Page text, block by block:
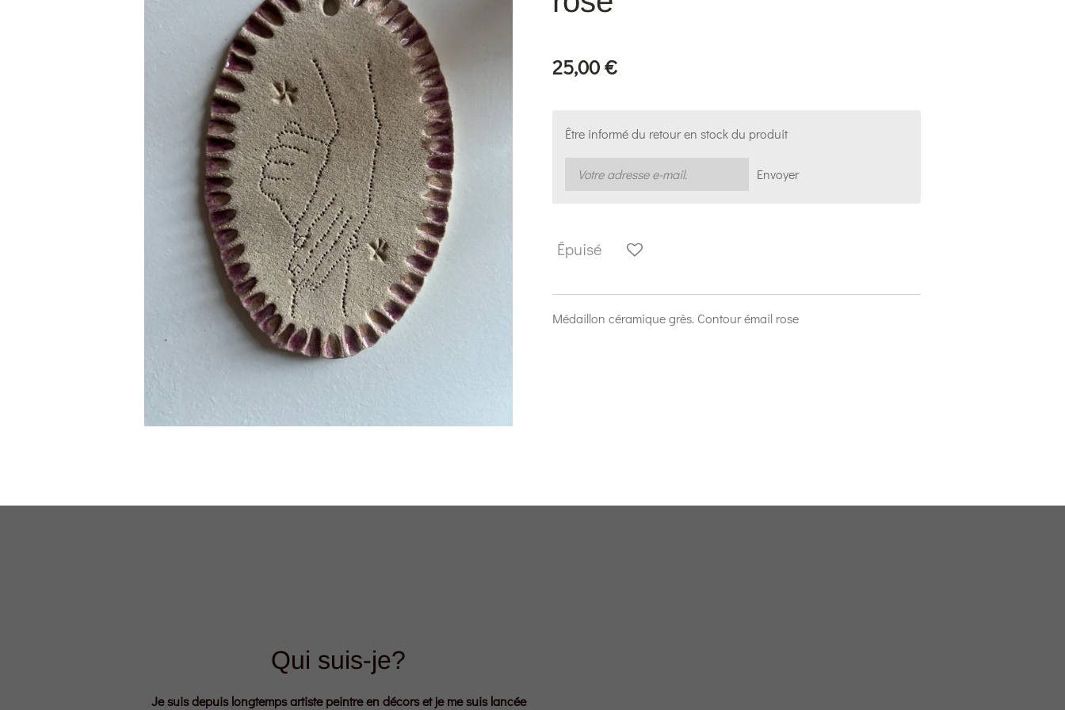
25,00 €
Être informé du retour en stock du produit
Envoyer
Épuisé
Médaillon céramique grès. Contour émail rose
Qui suis-je?
Je suis depuis longtemps artiste peintre en décors et je me suis lancée